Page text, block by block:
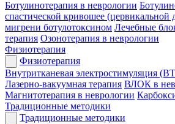
Ботулинотерапия в неврологии
спастической кривошее (цервикальной
мигрени ботулотоксином Лечебные
терапия Озонотерапия в неврологии
Физиотерапия
Физиотерапия
Внутритканевая электростимуляция
Лазерно-вакуумная терапия ВЛОК в
Магнитотерапия в неврологии
Традиционные методики
Традиционные методики